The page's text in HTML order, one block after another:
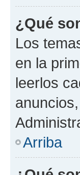
¿Qué
Los
en la
leerlos
Arriba